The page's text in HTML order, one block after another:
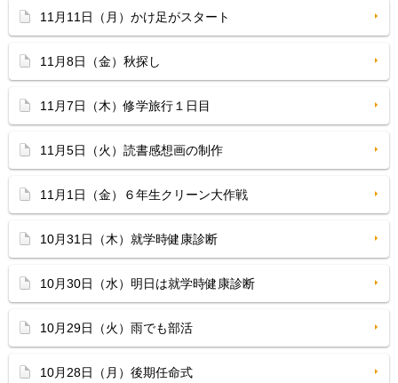
11月11日（月）かけ足がスタート
11月8日（金）秋探し
11月7日（木）修学旅行１日目
11月5日（火）読書感想画の制作
11月1日（金）６年生クリーン大作戦
10月31日（木）就学時健康診断
10月30日（水）明日は就学時健康診断
10月29日（火）雨でも部活
10月28日（月）後期任命式